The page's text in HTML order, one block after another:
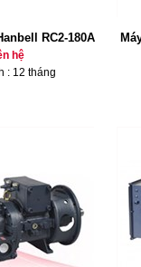
RC2-180A
hệ
: 12 tháng